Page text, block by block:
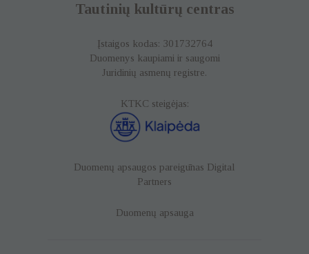
Tautinių kultūrų centras
Įstaigos kodas: 301732764
Duomenys kaupiami ir saugomi
Juridinių asmenų registre.
KTKC steigėjas:
Duomenų apsaugos pareigūnas Digital
Partners
Duomenų apsauga